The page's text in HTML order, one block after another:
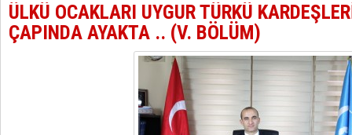
ÜLKÜ OCAKLARI UYGUR TÜRKÜ
ÇAPINDA AYAKTA .. (V. BÖLÜM)